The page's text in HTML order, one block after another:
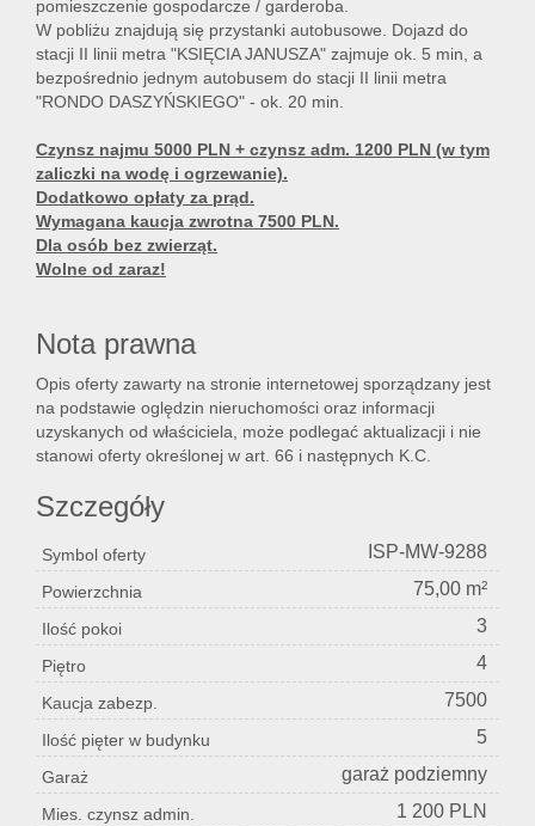
pomieszczenie gospodarcze / garderoba.
W pobliżu znajdują się przystanki autobusowe. Dojazd do
stacji II linii metra "KSIĘCIA JANUSZA" zajmuje ok. 5 min, a
bezpośrednio jednym autobusem do stacji II linii metra
"RONDO DASZYŃSKIEGO" - ok. 20 min.
Czynsz najmu 5000 PLN + czynsz adm. 1200 PLN (w tym
zaliczki na wodę i ogrzewanie).
Dodatkowo opłaty za prąd.
Wymagana kaucja zwrotna 7500 PLN.
Dla osób bez zwierząt.
Wolne od zaraz!
Nota prawna
Opis oferty zawarty na stronie internetowej sporządzany jest
na podstawie oględzin nieruchomości oraz informacji
uzyskanych od właściciela, może podlegać aktualizacji i nie
stanowi oferty określonej w art. 66 i następnych K.C.
Szczegóły
Symbol oferty ISP-MW-9288
Powierzchnia 75,00 m²
Ilość pokoi 3
Piętro 4
Kaucja zabezp. 7500
Ilość pięter w budynku 5
Garaż garaż podziemny
Mies. czynsz admin. 1 200 PLN